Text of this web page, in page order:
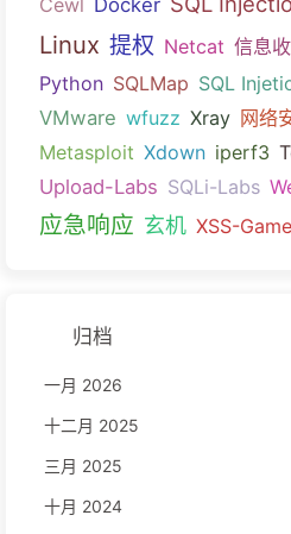
Linux 提权 Netcat 信息
Python SQLMap SQL
VMware wfuzz Xray 网络
Metasploit Xdown iperf3
Upload-Labs SQLi-Labs
应急响应 玄机 XSS-Game
归档
一月 2026
十二月 2025
三月 2025
十月 2024